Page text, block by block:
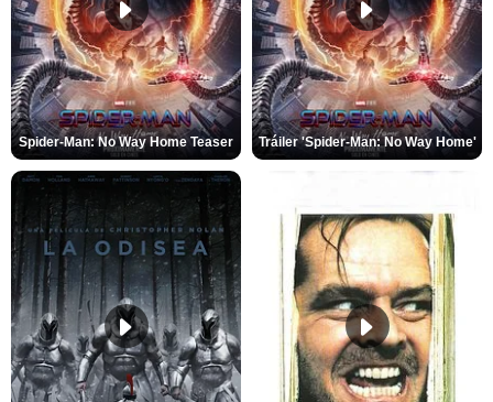
Spider-Man: No Way Home Teaser Tráiler 'Spider-Man: No Way Home'